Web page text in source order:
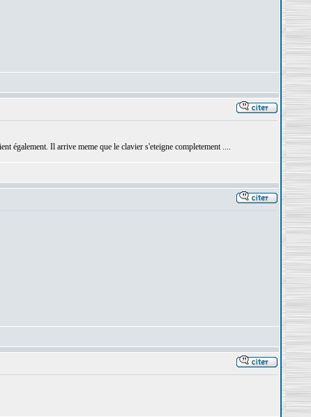
également. Il arrive meme que le clavier s'eteigne completement ....